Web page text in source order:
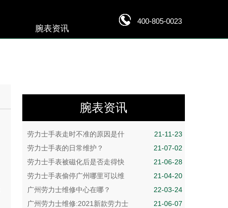
腕表资讯
400-805-0023
腕表资讯
劳力士手表走时不准的原因是什
21-11-23
劳力士手表的日常维护？
21-07-02
劳力士手表被磁化后是否走得快
21-06-28
劳力士手表偷停广州哪里可以维
21-04-20
广州劳力士维修中心在哪？
22-03-24
广州劳力士维修:2021新款劳力士
21-06-07